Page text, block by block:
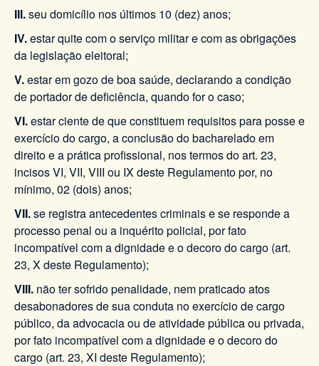
III.seu domicílio nos últimos 10 (dez) anos;
IV.estar quite com o serviço militar e com as obrigações
da legislação eleitoral;
V.estar em gozo de boa saúde, declarando a condição
de portador de deficiência, quando for o caso;
VI.estar ciente de que constituem requisitos para posse e
exercício do cargo, a conclusão do bacharelado em
direito e a prática profissional, nos termos do art. 23,
incisos VI, VII, VIII ou IX deste Regulamento por, no
mínimo, 02 (dois) anos;
VII.se registra antecedentes criminais e se responde a
processo penal ou a inquérito policial, por fato
incompatível com a dignidade e o decoro do cargo (art.
23, X deste Regulamento);
VIII. não ter sofrido penalidade, nem praticado atos
desabonadores de sua conduta no exercício de cargo
público, da advocacia ou de atividade pública ou privada,
por fato incompatível com a dignidade e o decoro do
cargo (art. 23, XI deste Regulamento);